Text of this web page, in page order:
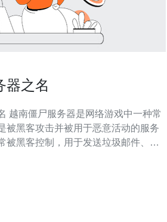
器之名
常
被黑客攻击并被用于恶意活动的服务
被黑客控制，用于发送垃圾邮件、进
后故事以及它们的名字。 越南僵